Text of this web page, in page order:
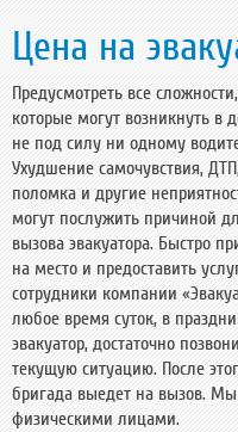
Цена на
Предусмотреть все сложности,
которые могут возникнуть в
не под силу ни одному
Ухудшение самочувствия,
поломка и другие
могут послужить причиной
вызова эвакуатора. Быстро
на место и предоставить
сотрудники компании
любое время суток, в
эвакуатор, достаточно
текущую ситуацию. После
бригада выедет на вызов.
физическими лицами.